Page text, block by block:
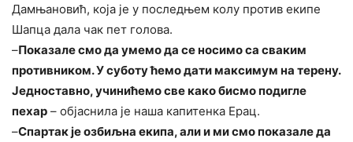
Дамњановић, која је у последњем колу против екипе
Шапца дала чак пет голова.
–Показале смо да умемо да се носимо са сваким
противником. У суботу ћемо дати максимум на терену.
Једноставно, учинићемо све како бисмо подигле
пехар – објаснила је наша капитенка Ерац.
–Спартак је озбиљна екипа, али и ми смо показале да